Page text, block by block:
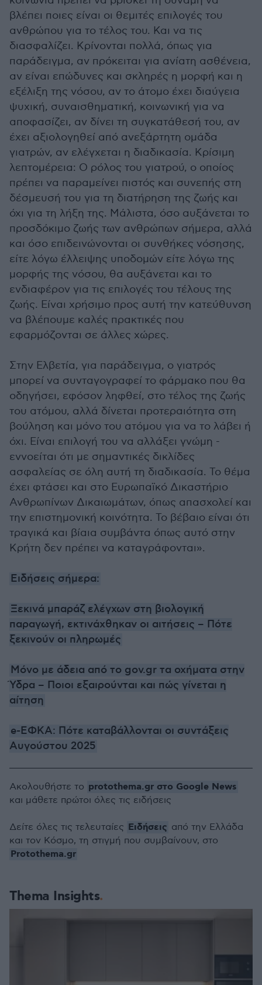
βλέπει ποιες είναι οι θεμιτές επιλογές του
ανθρώπου για το τέλος του. Και να τις
διασφαλίζει. Κρίνονται πολλά, όπως για
παράδειγμα, αν πρόκειται για ανίατη ασθένεια,
αν είναι επώδυνες και σκληρές η μορφή και η
εξέλιξη της νόσου, αν το άτομο έχει διαύγεια
ψυχική, συναισθηματική, κοινωνική για να
αποφασίζει, αν δίνει τη συγκατάθεσή του, αν
έχει αξιολογηθεί από ανεξάρτητη ομάδα
γιατρών, αν ελέγχεται η διαδικασία. Κρίσιμη
λεπτομέρεια: Ο ρόλος του γιατρού, ο οποίος
πρέπει να παραμείνει πιστός και συνεπής στη
δέσμευσή του για τη διατήρηση της ζωής και
όχι για τη λήξη της. Μάλιστα, όσο αυξάνεται το
προσδόκιμο ζωής των ανθρώπων σήμερα, αλλά
και όσο επιδεινώνονται οι συνθήκες νόσησης,
είτε λόγω έλλειψης υποδομών είτε λόγω της
μορφής της νόσου, θα αυξάνεται και το
ενδιαφέρον για τις επιλογές του τέλους της
ζωής. Είναι χρήσιμο προς αυτή την κατεύθυνση
να βλέπουμε καλές πρακτικές που
εφαρμόζονται σε άλλες χώρες.
Στην Ελβετία, για παράδειγμα, ο γιατρός
μπορεί να συνταγογραφεί το φάρμακο που θα
οδηγήσει, εφόσον ληφθεί, στο τέλος της ζωής
του ατόμου, αλλά δίνεται προτεραιότητα στη
βούληση και μόνο του ατόμου για να το λάβει ή
όχι. Είναι επιλογή του να αλλάξει γνώμη -
εννοείται ότι με σημαντικές δικλίδες
ασφαλείας σε όλη αυτή τη διαδικασία. Το θέμα
έχει φτάσει και στο Ευρωπαϊκό Δικαστήριο
Ανθρωπίνων Δικαιωμάτων, όπως απασχολεί και
την επιστημονική κοινότητα. Το βέβαιο είναι ότι
τραγικά και βίαια συμβάντα όπως αυτό στην
Κρήτη δεν πρέπει να καταγράφονται».
Ειδήσεις σήμερα:
Ξεκινά μπαράζ ελέγχων στη βιολογική
παραγωγή, εκτινάχθηκαν οι αιτήσεις – Πότε
ξεκινούν οι πληρωμές
Μόνο με άδεια από το gov.gr τα οχήματα στην
Ύδρα – Ποιοι εξαιρούνται και πώς γίνεται η
αίτηση
e-ΕΦΚΑ: Πότε καταβάλλονται οι συντάξεις
Αυγούστου 2025
Thema Insights
Ακολουθήστε το protothema.gr στο Google News
και μάθετε πρώτοι όλες τις ειδήσεις
Δείτε όλες τις τελευταίες Ειδήσεις από την Ελλάδα
και τον Κόσμο, τη στιγμή που συμβαίνουν, στο
Protothema.gr